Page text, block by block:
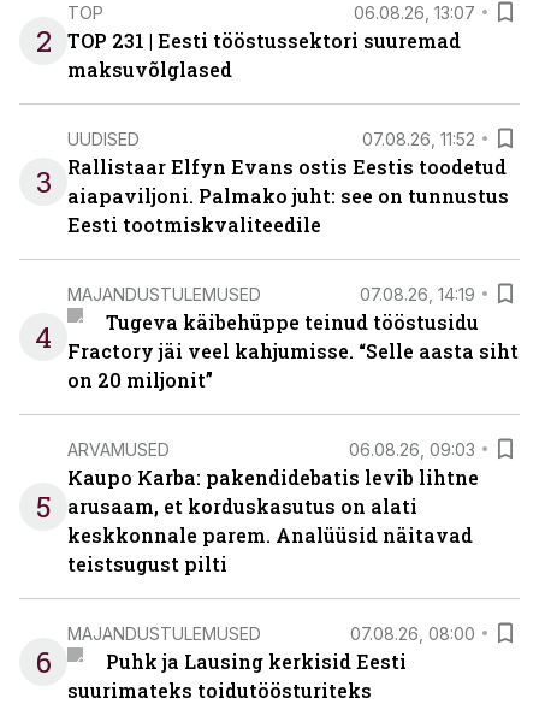
2
TOP 06.08.26, 13:07
TOP 231 | Eesti tööstussektori suuremad
maksuvõlglased
3
UUDISED 07.08.26, 11:52
Rallistaar Elfyn Evans ostis Eestis toodetud
aiapaviljoni. Palmako juht: see on tunnustus
Eesti tootmiskvaliteedile
4
MAJANDUSTULEMUSED 07.08.26, 14:19
Tugeva käibehüppe teinud tööstusidu
Fractory jäi veel kahjumisse. “Selle aasta siht
on 20 miljonit”
5
ARVAMUSED 06.08.26, 09:03
Kaupo Karba: pakendidebatis levib lihtne
arusaam, et korduskasutus on alati
keskkonnale parem. Analüüsid näitavad
teistsugust pilti
6
MAJANDUSTULEMUSED 07.08.26, 08:00
Puhk ja Lausing kerkisid Eesti
suurimateks toidutöösturiteks